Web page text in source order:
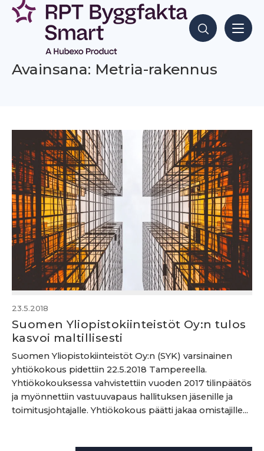
Siirry
sisältöön
Hae sisältöjä
Avainsana: Metria-rakennus
23.5.2018
Suomen Yliopistokiinteistöt Oy:n tulos
kasvoi maltillisesti
Suomen Yliopistokiinteistöt Oy:n (SYK) varsinainen
yhtiökokous pidettiin 22.5.2018 Tampereella.
Yhtiökokouksessa vahvistettiin vuoden 2017 tilinpäätös
ja myönnettiin vastuuvapaus hallituksen jäsenille ja
toimitusjohtajalle. Yhtiökokous päätti jakaa omistajille...